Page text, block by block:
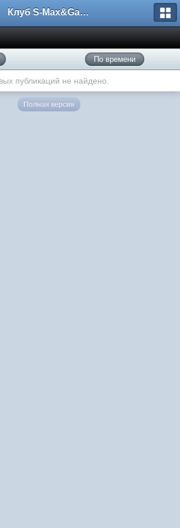
Клуб S-Max&Galaxy
По времени
публикаций не найдено.
Полная версия